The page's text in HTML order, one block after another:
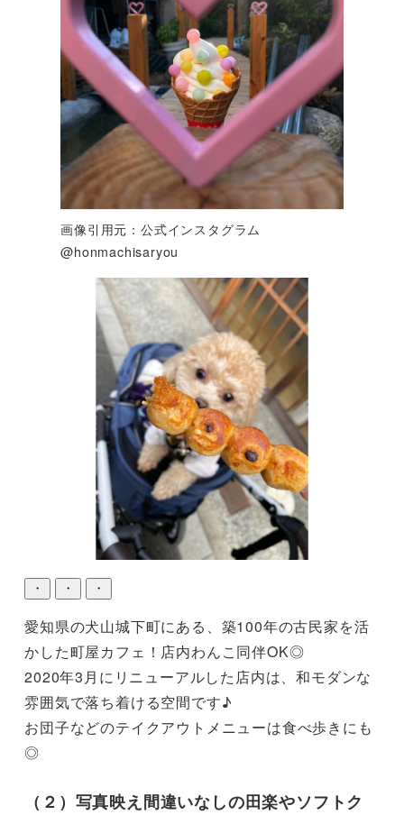
画像引用元：公式インスタグラム
@honmachisaryou
・ ・ ・
愛知県の犬山城下町にある、築100年の古民家を活
かした町屋カフェ！店内わんこ同伴OK◎
2020年3月にリニューアルした店内は、和モダンな
雰囲気で落ち着ける空間です♪
お団子などのテイクアウトメニューは食べ歩きにも
（２）写真映え間違いなしの田楽やソフトク